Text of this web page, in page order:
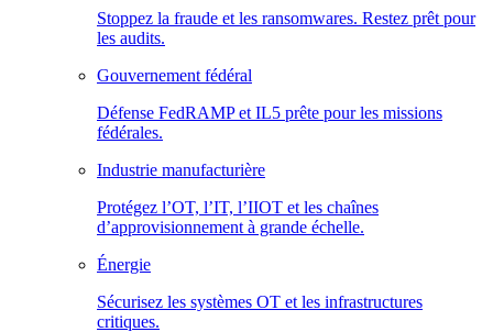
Stoppez la fraude et les ransomwares. Restez prêt pour
les audits.
Gouvernement fédéral
Défense FedRAMP et IL5 prête pour les missions
fédérales.
Industrie manufacturière
Protégez l’OT, l’IT, l’IIOT et les chaînes
d’approvisionnement à grande échelle.
Énergie
Sécurisez les systèmes OT et les infrastructures
critiques.